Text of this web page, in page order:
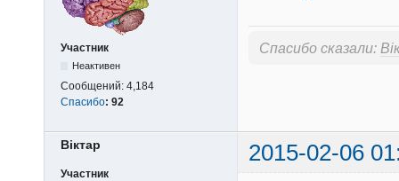
Участник
Неактивен
Сообщений: 4,184
Спасибо: 92
Спасибо сказали:
Вiктар 2015-02-06
Участник